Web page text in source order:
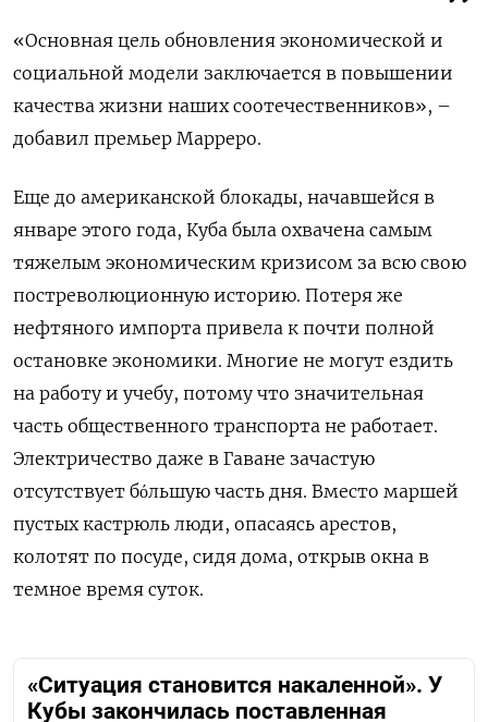
«Основная цель обновления экономической и
социальной модели заключается в повышении
качества жизни наших соотечественников», –
добавил премьер Марреро.
Еще до американской блокады, начавшейся в
январе этого года, Куба была охвачена самым
тяжелым экономическим кризисом за всю свою
постреволюционную историю. Потеря же
нефтяного импорта привела к почти полной
остановке экономики. Многие не могут ездить
на работу и учебу, потому что значительная
часть общественного транспорта не работает.
Электричество даже в Гаване зачастую
отсутствует бόльшую часть дня. Вместо маршей
пустых кастрюль люди, опасаясь арестов,
колотят по посуде, сидя дома, открыв окна в
темное время суток.
«Ситуация становится накаленной». У
Кубы закончилась поставленная